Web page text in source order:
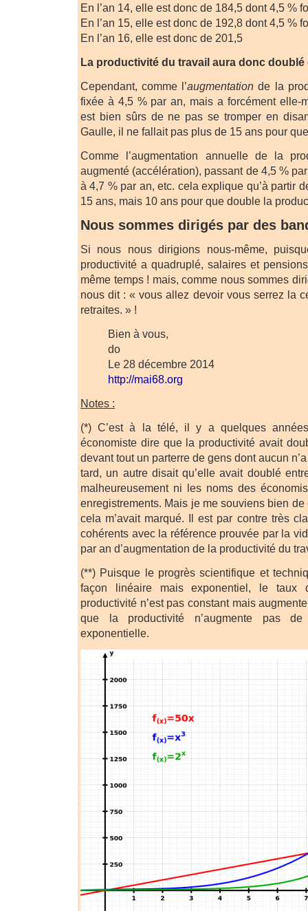
En l’an 14, elle est donc de 184,5 dont 4,5 %
En l’an 15, elle est donc de 192,8 dont 4,5 %
En l’an 16, elle est donc de 201,5
La productivité du travail aura donc doublé
Cependant, comme l’augmentation de la
fixée à 4,5 % par an, mais a forcément elle-
est bien sûrs de ne pas se tromper en
Gaulle, il ne fallait pas plus de 15 ans pour
Comme l’augmentation annuelle de la
augmenté (accélération), passant de 4,5 %
à 4,7 % par an, etc. cela explique qu’à partir
15 ans, mais 10 ans pour que double la
Nous sommes dirigés par des
Si nous nous dirigions nous-même,
productivité a quadruplé, salaires et
même temps ! mais, comme nous sommes
nous dit : « vous allez devoir vous serrez la
retraites. » !
Bien à vous,
do
Le 28 décembre 2014
http://mai68.org
Notes :
(*) C’est à la télé, il y a quelques
économiste dire que la productivité avait
devant tout un parterre de gens dont aucun
tard, un autre disait qu’elle avait doublé
malheureusement ni les noms des
enregistrements. Mais je me souviens bien de
cela m’avait marqué. Il est par contre très
cohérents avec la référence prouvée par la
par an d’augmentation de la productivité du
(**) Puisque le progrès scientifique et
façon linéaire mais exponentiel, le taux
productivité n’est pas constant mais
que la productivité n’augmente pas
exponentielle.